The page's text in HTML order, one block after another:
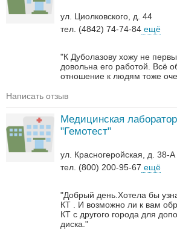
ул. Циолковского, д. 44
тел. (4842) 74-74-84 ещё
"К Дуболазову хожу не
довольна его работой. Всё
отношение к людям тоже
Написать отзыв
Медицинская
"Гемотест"
ул. Красногеройская, д. 38-А
тел. (800) 200-95-67 ещё
"Добрый день.Хотела бы
КТ . И возможно ли к вам
КТ с другого города для
диска."